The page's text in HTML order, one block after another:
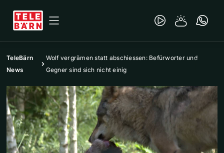
TeleBärn
News
Wolf vergrämen statt abschiessen: Befürworter und
Gegner sind sich nicht einig